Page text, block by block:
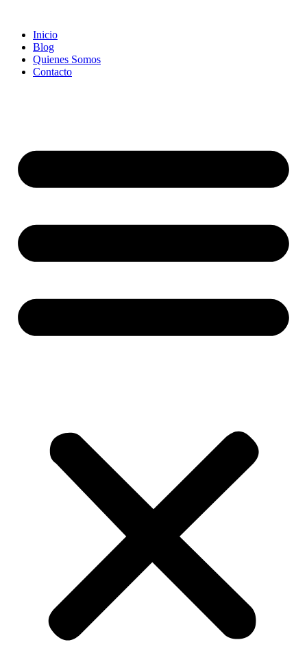
contenido
Inicio
Blog
Quienes Somos
Contacto